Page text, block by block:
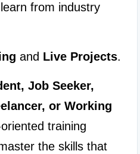
from industry
and Live Projects.
Job Seeker,
or Working
training
the skills that